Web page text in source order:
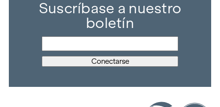
Suscríbase a nuestro
boletín